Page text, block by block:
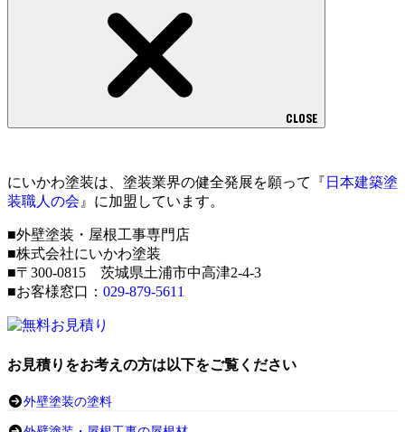
CLOSE
にいかわ塗装は、塗装業界の健全発展を願って『 日本建築塗
装職人の会 』に加盟しています。
■外壁塗装・屋根工事専門店
■株式会社にいかわ塗装
■〒300-0815 茨城県土浦市中高津2-4-3
■お客様窓口： 029-879-5611
お見積りをお考えの方は以下をご覧ください
外壁塗装の塗料